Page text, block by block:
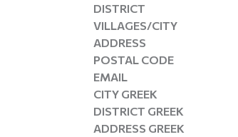
DISTRICT
VILLAGES/CITY
ADDRESS
POSTAL CODE
EMAIL
CITY GREEK
DISTRICT GREEK
ADDRESS GREEK